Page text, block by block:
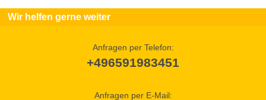
Wir helfen gerne weiter
Anfragen per Telefon:
+496591983451
Anfragen per E-Mail: